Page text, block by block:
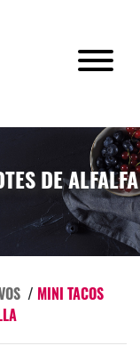
DE ALFALFA
/ MINI TACOS